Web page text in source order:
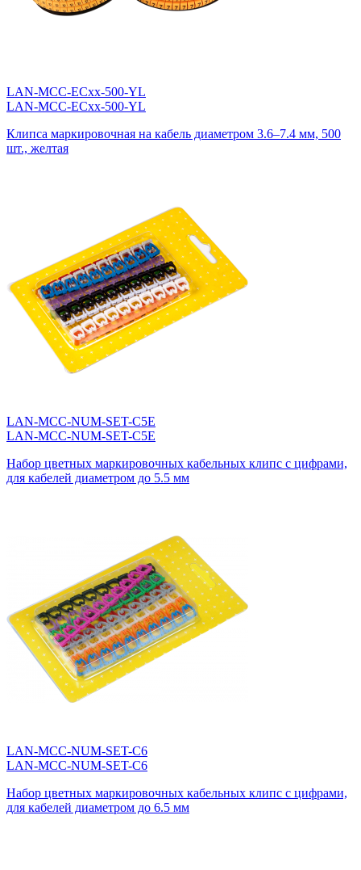
LAN-MCC-ECxx-500-YL
LAN-MCC-ECxx-500-YL
Клипса маркировочная на кабель диаметром 3.6–7.4 мм, 500
шт., желтая
LAN-MCC-NUM-SET-C5E
LAN-MCC-NUM-SET-C5E
Набор цветных маркировочных кабельных клипс с цифрами,
для кабелей диаметром до 5.5 мм
LAN-MCC-NUM-SET-C6
LAN-MCC-NUM-SET-C6
Набор цветных маркировочных кабельных клипс с цифрами,
для кабелей диаметром до 6.5 мм